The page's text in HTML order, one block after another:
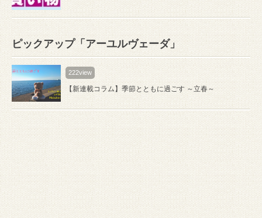
ピックアップ「アーユルヴェーダ」
222view
【新連載コラム】季節とともに過ごす ～立春～